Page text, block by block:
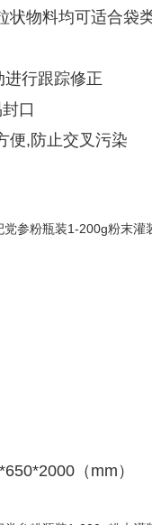
物料均可适合袋
行跟踪修正
口
便,防止交叉污染
（mm）